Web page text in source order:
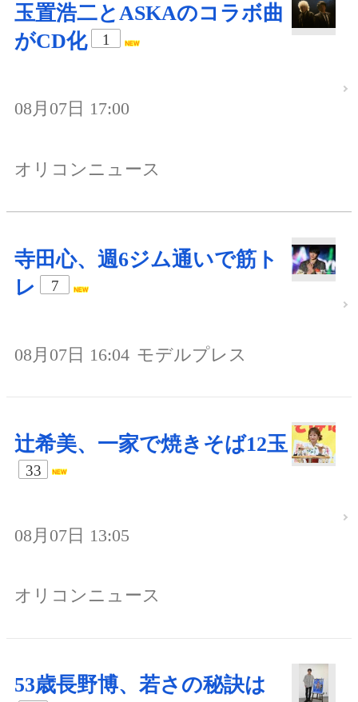
玉置浩二とASKAのコラボ曲
がCD化
1
08月07日 17:00
オリコンニュース
寺田心、週6ジム通いで筋ト
レ
7
08月07日 16:04 モデルプレス
辻希美、一家で焼きそば12玉
33
08月07日 13:05
オリコンニュース
53歳長野博、若さの秘訣は